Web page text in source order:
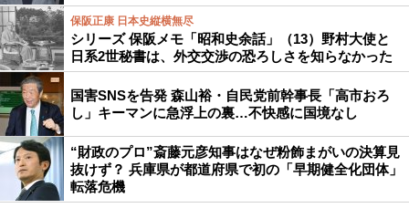
保阪正康 日本史縦横無尽
シリーズ 保阪メモ「昭和史余話」（13）野村大使と
日系2世秘書は、外交交渉の恐ろしさを知らなかった
国害SNSを告発 森山裕・自民党前幹事長「高市おろ
し」キーマンに急浮上の裏…不快感に国境なし
“財政のプロ”斎藤元彦知事はなぜ粉飾まがいの決算見
抜けず？ 兵庫県が都道府県で初の「早期健全化団体」
転落危機